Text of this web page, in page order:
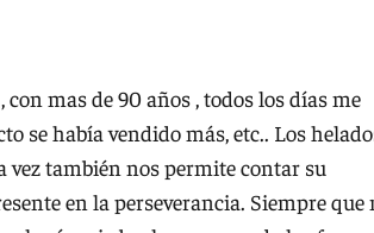
mas de 90 años , todos los días me
se había vendido más, etc.. Los
vez también nos permite contar su
en la perseverancia. Siempre que